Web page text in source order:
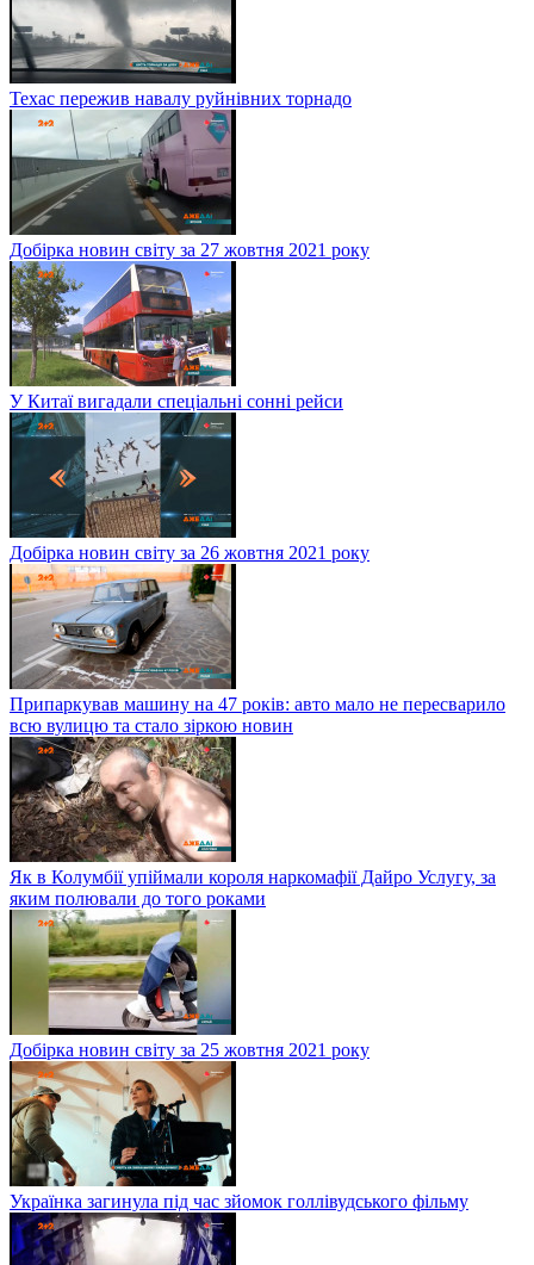
Техас пережив навалу руйнівних торнадо
Добірка новин світу за 27 жовтня 2021 року
У Китаї вигадали спеціальні сонні рейси
Добірка новин світу за 26 жовтня 2021 року
Припаркував машину на 47 років: авто мало не пересварило
всю вулицю та стало зіркою новин
Як в Колумбії упіймали короля наркомафії Дайро Услугу, за
яким полювали до того роками
Добірка новин світу за 25 жовтня 2021 року
Українка загинула під час зйомок голлівудського фільму